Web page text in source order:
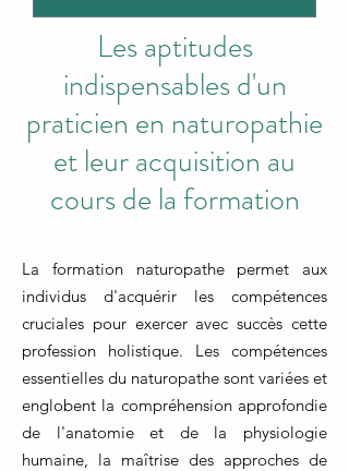
Les aptitudes
indispensables d'un
praticien en naturopathie
et leur acquisition au
cours de la formation
La formation naturopathe permet aux
individus d'acquérir les compétences
cruciales pour exercer avec succès cette
profession holistique. Les compétences
essentielles du naturopathe sont variées et
englobent la compréhension approfondie
de l'anatomie et de la physiologie
humaine, la maîtrise des approches de